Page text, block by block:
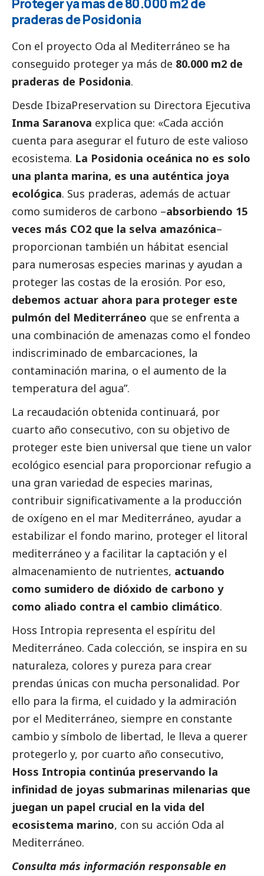
Proteger ya más de 80.000 m2 de
praderas de Posidonia
Con el proyecto Oda al Mediterráneo se ha
conseguido proteger ya más de 80.000 m2 de
praderas de Posidonia.
Desde IbizaPreservation su Directora Ejecutiva
Inma Saranova explica que: «Cada acción
cuenta para asegurar el futuro de este valioso
ecosistema. La Posidonia oceánica no es solo
una planta marina, es una auténtica joya
ecológica. Sus praderas, además de actuar
como sumideros de carbono –absorbiendo 15
veces más CO2 que la selva amazónica–
proporcionan también un hábitat esencial
para numerosas especies marinas y ayudan a
proteger las costas de la erosión. Por eso,
debemos actuar ahora para proteger este
pulmón del Mediterráneo que se enfrenta a
una combinación de amenazas como el fondeo
indiscriminado de embarcaciones, la
contaminación marina, o el aumento de la
temperatura del agua”.
La recaudación obtenida continuará, por
cuarto año consecutivo, con su objetivo de
proteger este bien universal que tiene un valor
ecológico esencial para proporcionar refugio a
una gran variedad de especies marinas,
contribuir significativamente a la producción
de oxígeno en el mar Mediterráneo, ayudar a
estabilizar el fondo marino, proteger el litoral
mediterráneo y a facilitar la captación y el
almacenamiento de nutrientes, actuando
como sumidero de dióxido de carbono y
como aliado contra el cambio climático.
Hoss Intropia representa el espíritu del
Mediterráneo. Cada colección, se inspira en su
naturaleza, colores y pureza para crear
prendas únicas con mucha personalidad. Por
ello para la firma, el cuidado y la admiración
por el Mediterráneo, siempre en constante
cambio y símbolo de libertad, le lleva a querer
protegerlo y, por cuarto año consecutivo,
Hoss Intropia continúa preservando la
infinidad de joyas submarinas milenarias que
juegan un papel crucial en la vida del
ecosistema marino, con su acción Oda al
Mediterráneo.
Consulta más información responsable en